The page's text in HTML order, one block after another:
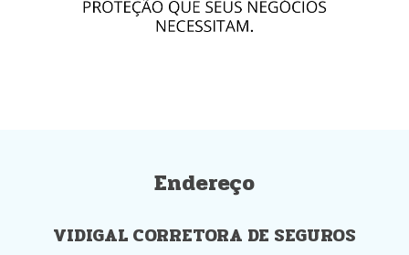
Endereço
VIDIGAL CORRETORA DE SEGUROS